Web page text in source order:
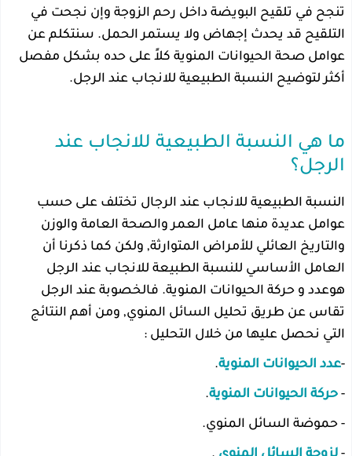
تنجح في تلقيح البويضة داخل رحم الزوجة وإن نجحت في
التلقيح قد يحدث إجهاض ولا يستمر الحمل. سنتكلم عن
عوامل صحة الحيوانات المنوية كلاً على حده بشكل مفصل
أكثر لتوضيح النسبة الطبيعية للانجاب عند الرجل.
ما هي النسبة الطبيعية للانجاب عند
الرجل؟
النسبة الطبيعية للانجاب عند الرجال تختلف على حسب
عوامل عديدة منها عامل العمر والصحة العامة والوزن
والتاريخ العائلي للأمراض المتوارثة, ولكن كما ذكرنا أن
العامل الأساسي للنسبة الطبيعة للانجاب عند الرجل
هوعدد و حركة الحيوانات المنوية. فالخصوبة عند الرجل
تقاس عن طريق تحليل السائل المنوي, ومن أهم النتائج
التي نحصل عليها من خلال التحليل :
-عدد الحيوانات المنوية.
- حركة الحيوانات المنوية.
- حموضة السائل المنوي.